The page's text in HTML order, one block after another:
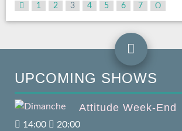
1 2 3 4 5 6 7
UPCOMING SHOWS
Attitude Week-End
14:00 20:00